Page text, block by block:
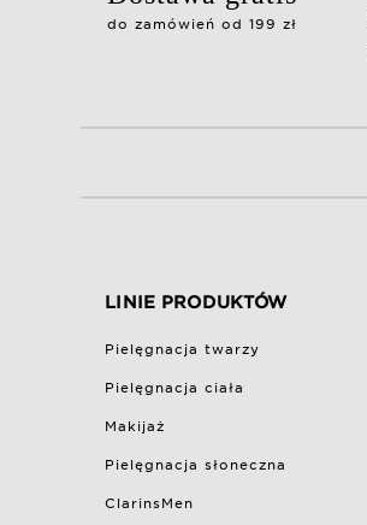
do zamówień od 199 zł
LINIE PRODUKTÓW
Pielęgnacja twarzy
Pielęgnacja ciała
Makijaż
Pielęgnacja słoneczna
ClarinsMen